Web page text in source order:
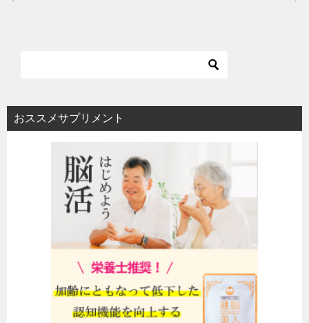
シ
おススメサプリメント